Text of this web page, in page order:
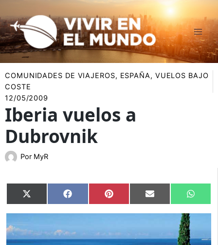
al
contenido
COMUNIDADES DE VIAJEROS, ESPAÑA, VUELOS BAJO
COSTE
12/05/2009
Iberia vuelos a
Dubrovnik
Por MyR
Compartir
en
X
(Twitter)
Compartir
en
Facebook Compartir
en
Pinterest Compartir
en
Email
en